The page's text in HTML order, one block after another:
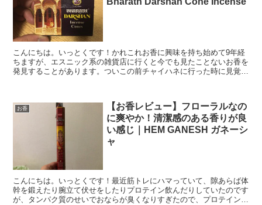
こんにちは。いっとくです！かれこれお香に興味を持ち始めて9年経
ちますが、エスニック系の雑貨店に行くと今でも見たことないお香を
発見することがあります。ついこの前チャイハネに行った時に見覚え
お香
【お香レビュー】フローラルなの
に爽やか！清潔感のある香りが良
い感じ｜HEM GANESH ガネーシ
ャ
こんにちは。いっとくです！最近筋トレにハマっていて、隙あらば体
幹を鍛えたり腕立て伏せをしたりプロテイン飲んだりしていたのです
が、タンパク質のせいでおならが臭くなりすぎたので、プロテインを